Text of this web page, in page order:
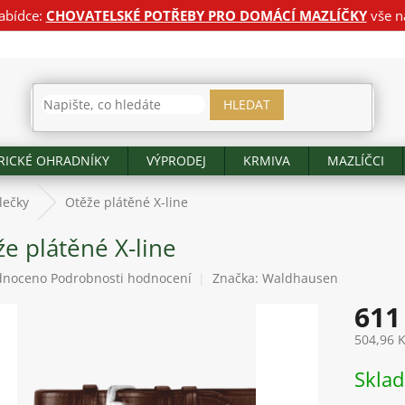
CHOVATELSKÉ POTŘEBY PRO DOMÁCÍ MAZLÍČKYvše
HLEDAT
OHRADNÍKY VÝPRODEJ KRMIVA MAZLÍČCI
Otěže plátěné X-line
plátěné X-line
Podrobnosti hodnocení Značka: Waldhausen
504,96
cena: